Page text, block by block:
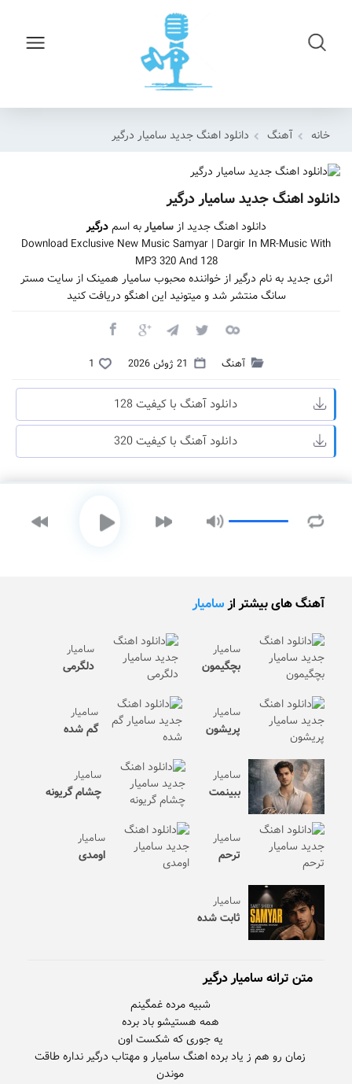
خانه آهنگ دانلود اهنگ جدید سامیار درگیر
دانلود اهنگ جدید سامیار درگیر
دانلود اهنگ جدید ازسامیاربه اسمدرگیر
Download Exclusive New Music Samyar | Dargir In MR-Music With
MP3 320 And 128
اثری جدید به نام درگیر از خواننده محبوب سامیار همینک از سایت مستر
سانگ منتشر شد و میتونید این اهنگو دریافت کنید
آهنگ 21 ژوئن 2026 1
دانلود آهنگ با کیفیت 128
دانلود آهنگ با کیفیت 320
آهنگ های بیشتر ازسامیار
سامیار
بچگیمون
سامیار
دلگرمی
سامیار
پریشون
سامیار
گم شده
سامیار
ببینمت
سامیار
چشام گریونه
سامیار
ترحم
سامیار
اومدی
سامیار
ثابت شده
متن ترانه سامیار درگیر
زمان رو هم ز یاد برده اهنگ سامیار و مهتاب درگیر نداره طاقت